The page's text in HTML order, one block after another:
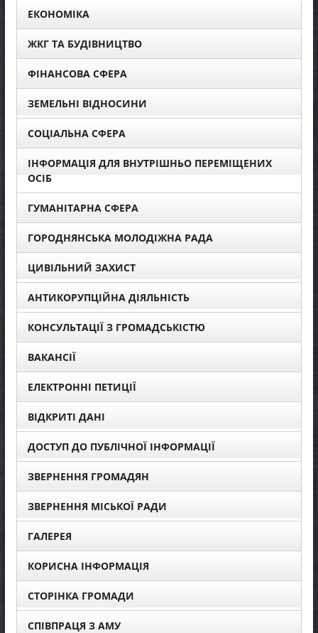
ЕКОНОМІКА
ЖКГ ТА БУДІВНИЦТВО
ФІНАНСОВА СФЕРА
ЗЕМЕЛЬНІ ВІДНОСИНИ
СОЦІАЛЬНА СФЕРА
ІНФОРМАЦІЯ ДЛЯ ВНУТРІШНЬО ПЕРЕМІЩЕНИХ
ОСІБ
ГУМАНІТАРНА СФЕРА
ГОРОДНЯНСЬКА МОЛОДІЖНА РАДА
ЦИВІЛЬНИЙ ЗАХИСТ
АНТИКОРУПЦІЙНА ДІЯЛЬНІСТЬ
КОНСУЛЬТАЦІЇ З ГРОМАДСЬКІСТЮ
ВАКАНСІЇ
ЕЛЕКТРОННІ ПЕТИЦІЇ
ВІДКРИТІ ДАНІ
ДОСТУП ДО ПУБЛІЧНОЇ ІНФОРМАЦІЇ
ЗВЕРНЕННЯ ГРОМАДЯН
ЗВЕРНЕННЯ МІСЬКОЇ РАДИ
ГАЛЕРЕЯ
КОРИСНА ІНФОРМАЦІЯ
СТОРІНКА ГРОМАДИ
СПІВПРАЦЯ З АМУ